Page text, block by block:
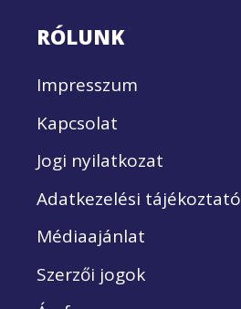
RÓLUNK
Impresszum
Kapcsolat
Jogi nyilatkozat
Adatkezelési tájékoztató
Médiaajánlat
Szerzői jogok